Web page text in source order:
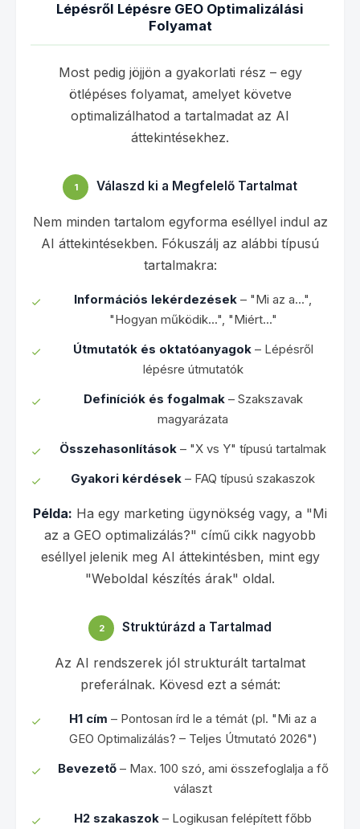
Lépésről Lépésre GEO Optimalizálási
Folyamat
Most pedig jöjjön a gyakorlati rész – egy
ötlépéses folyamat, amelyet követve
optimalizálhatod a tartalmadat az AI
áttekintésekhez.
1 Válaszd ki a Megfelelő Tartalmat
Nem minden tartalom egyforma eséllyel indul az
AI áttekintésekben. Fókuszálj az alábbi típusú
tartalmakra:
Információs lekérdezések – "Mi az a...",
"Hogyan működik...", "Miért..."
Útmutatók és oktatóanyagok– Lépésről
lépésre útmutatók
Definíciók és fogalmak– Szakszavak
magyarázata
Összehasonlítások – "X vs Y" típusú tartalmak
Gyakori kérdések – FAQ típusú szakaszok
Példa: Ha egy marketing ügynökség vagy, a "Mi
az a GEO optimalizálás?" című cikk nagyobb
eséllyel jelenik meg AI áttekintésben, mint egy
"Weboldal készítés árak" oldal.
2 Struktúrázd a Tartalmad
Az AI rendszerek jól strukturált tartalmat
preferálnak. Kövesd ezt a sémát:
H1 cím – Pontosan írd le a témát (pl. "Mi az a
GEO Optimalizálás? – Teljes Útmutató 2026")
Bevezető– Max. 100 szó, ami összefoglalja a fő
választ
H2 szakaszok – Logikusan felépített főbb